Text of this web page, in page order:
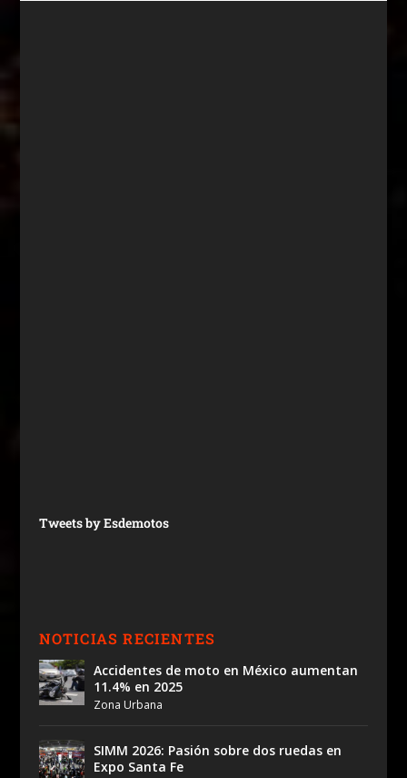
Tweets by Esdemotos
NOTICIAS RECIENTES
Accidentes de moto en México aumentan
11.4% en 2025
Zona Urbana
SIMM 2026: Pasión sobre dos ruedas en
Expo Santa Fe